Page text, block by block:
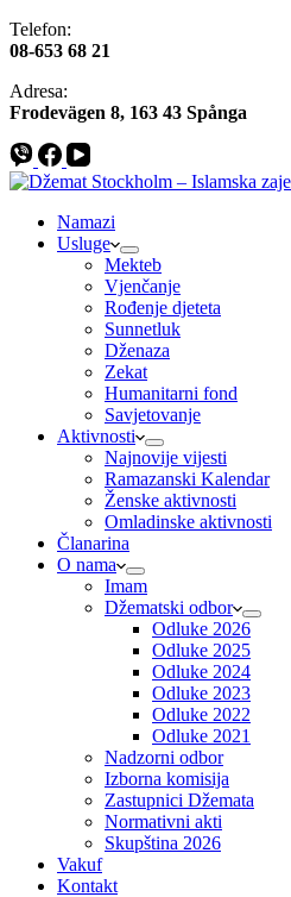
Telefon:
08-653 68 21
Adresa:
​​Frodevägen 8, 163 43 Spånga
Namazi
Usluge
Mekteb
Vjenčanje
Rođenje djeteta
Sunnetluk
Dženaza
Zekat
Humanitarni fond
Savjetovanje
Aktivnosti
Najnovije vijesti
Ramazanski Kalendar
Ženske aktivnosti
Omladinske aktivnosti
Članarina
O nama
Imam
Džematski odbor
Odluke 2026
Odluke 2025
Odluke 2024
Odluke 2023
Odluke 2022
Odluke 2021
Nadzorni odbor
Izborna komisija
Zastupnici Džemata
Normativni akti
Skupština 2026
Vakuf
Kontakt